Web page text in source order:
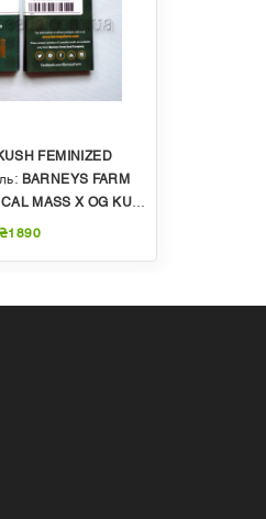
FEMINIZED
BARNEYS FARM
MASS X OG KUSH
₴1890